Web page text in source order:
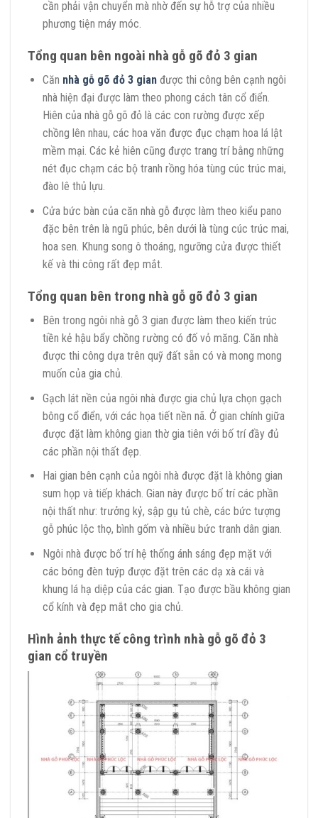
cần phải vận chuyển mà nhờ đến sự hỗ trợ của nhiều
phương tiện máy móc.
Tổng quan bên ngoài nhà gỗ gõ đỏ 3 gian
Căn nhà gỗ gõ đỏ 3 gianđược thi công bên cạnh ngôi
nhà hiện đại được làm theo phong cách tân cổ điển.
Hiên của nhà gỗ gõ đỏ là các con rường được xếp
chồng lên nhau, các hoa văn được đục chạm hoa lá lật
mềm mại. Các kẻ hiên cũng được trang trí bằng những
nét đục chạm các bộ tranh rồng hóa tùng cúc trúc mai,
đào lê thủ lựu.
Cửa bức bàn của căn nhà gỗ được làm theo kiểu pano
đặc bên trên là ngũ phúc, bên dưới là tùng cúc trúc mai,
hoa sen. Khung song ô thoáng, ngưỡng cửa được thiết
kế và thi công rất đẹp mắt.
Tổng quan bên trong nhà gỗ gõ đỏ 3 gian
Bên trong ngôi nhà gỗ 3 gian được làm theo kiến trúc
tiền kẻ hậu bẩy chồng rường có đố vỏ măng. Căn nhà
được thi công dựa trên quỹ đất sẵn có và mong mong
muốn của gia chủ.
Gạch lát nền của ngôi nhà được gia chủ lựa chọn gạch
bông cổ điển, với các họa tiết nền nã. Ở gian chính giữa
được đặt làm không gian thờ gia tiên với bố trí đầy đủ
các phần nội thất đẹp.
Hai gian bên cạnh của ngôi nhà được đặt là không gian
sum họp và tiếp khách. Gian này được bố trí các phần
nội thất như: trưởng kỷ, sập gụ tủ chè, các bức tượng
gỗ phúc lộc thọ, bình gốm và nhiều bức tranh dân gian.
Ngôi nhà được bố trí hệ thống ánh sáng đẹp mặt với
các bóng đèn tuýp được đặt trên các dạ xà cái và
khung lá hạ diệp của các gian. Tạo được bầu không gian
cổ kính và đẹp mắt cho gia chủ.
Hình ảnh thực tế công trình nhà gỗ gõ đỏ 3
gian cổ truyền